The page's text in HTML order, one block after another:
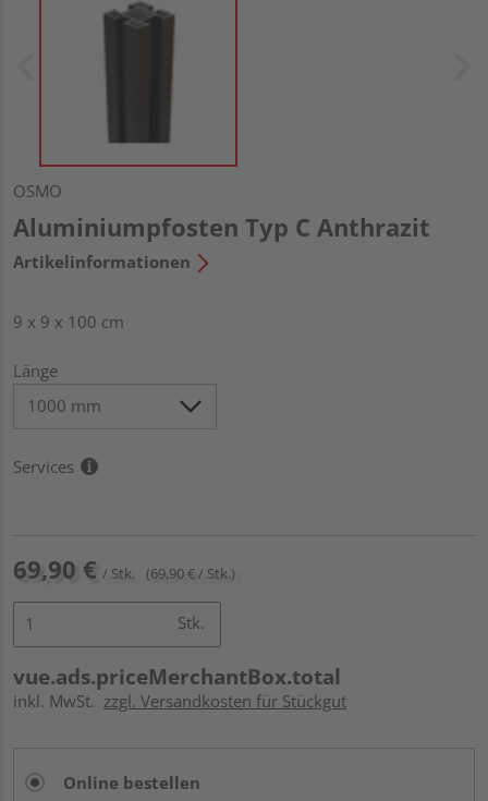
OSMO
Aluminiumpfosten Typ C Anthrazit
Artikelinformationen
9 x 9 x 100 cm
Länge
Services
69,90 € / Stk. (69,90 € / Stk.)
Stk.
vue.ads.priceMerchantBox.total
inkl. MwSt. zzgl. Versandkosten für Stückgut
Online bestellen